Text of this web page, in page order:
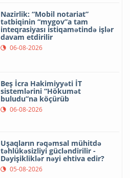
Nazirlik: “Mobil notariat”
tətbiqinin “mygov”a tam
inteqrasiyası istiqamətində işlər
davam etdirilir
06-08-2026
Beş İcra Hakimiyyəti İT
sistemlərini “Hökumət
buludu”na köçürüb
06-08-2026
Uşaqların rəqəmsal mühitdə
təhlükəsizliyi gücləndirilir -
Dəyişikliklər nəyi ehtiva edir?
05-08-2026